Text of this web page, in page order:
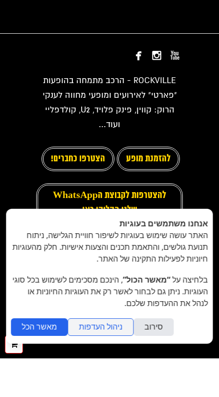
  
ROCKVILLE - הרכב מתמחה בהופעות
"פארטי" לאירועים ומופעי מחווה לענקי
הרוק: קווין, פינק פלויד, U2, קולדפליי
ועוד...
להזמנת מופע הצטרפו כחברים!
להצטרפות לקבוצת הWhatsApp
שלנו הקליקו כאן
Copyright © 2019 ROCKVILLE, All
אנחנו משתמשים בעוגיות
האתר עושה שימוש בעוגיות לשיפור חוויית הגלישה, ניתוח
תנועת גולשים, והתאמת תכנים והצעות אישיות. חלק מהעוגיות
חיוניות לפעילות התקינה של האתר.
בלחיצה על“מאשר הכול”, הינכם מסכימים לשימוש בכל סוגי
העוגיות. ניתן גם לבחור לאשר רק את העוגיות החיוניות או
לנהל את ההעדפות שלכם.
סירוב ניהול העדפות מאשר הכל